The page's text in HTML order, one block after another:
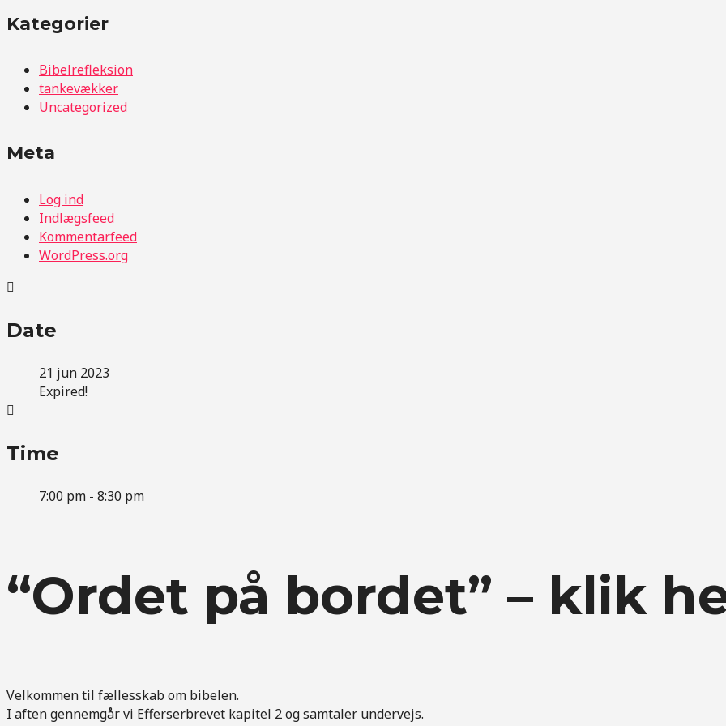
Kategorier
Bibelrefleksion
tankevækker
Uncategorized
Meta
Log ind
Indlægsfeed
Kommentarfeed
WordPress.org
Date
21 jun 2023
Expired!
Time
7:00 pm - 8:30 pm
“Ordet på bordet” – klik
Velkommen til fællesskab om bibelen.
I aften gennemgår vi Efferserbrevet kapitel 2 og samtaler undervejs.